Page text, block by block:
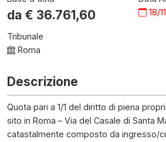
da € 36.761,60
18/
Tribunale
Roma
Descrizione
Quota pari a 1/1 del diritto di piena
sito in Roma – Via del Casale di Santa
catastalmente composto da ingresso/